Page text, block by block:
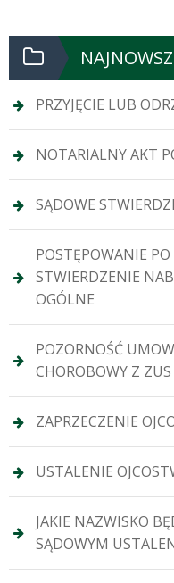
PRZYJĘCIE LUB
NOTARIALNY AKT
SĄDOWE
POSTĘPOWANIE
STWIERDZENIE
OGÓLNE
POZORNOŚĆ
CHOROBOWY Z ZUS
ZAPRZECZENIE
USTALENIE
JAKIE NAZWISKO
SĄDOWYM